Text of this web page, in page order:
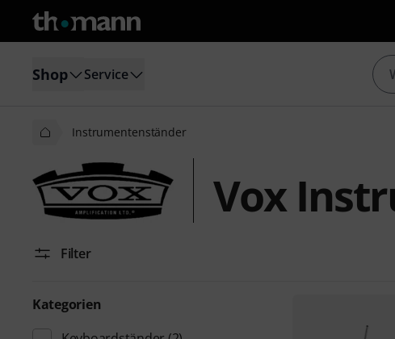
Shop Service
Instrumentenständer
Vox
Filter
Kategorien